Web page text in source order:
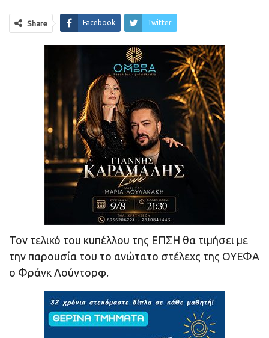
Share Facebook Twitter
Τον τελικό του κυπέλλου της ΕΠΣΗ θα τιμήσει με
την παρουσία του το ανώτατο στέλεχς της ΟΥΕΦΑ
ο Φράνκ Λούντορφ.